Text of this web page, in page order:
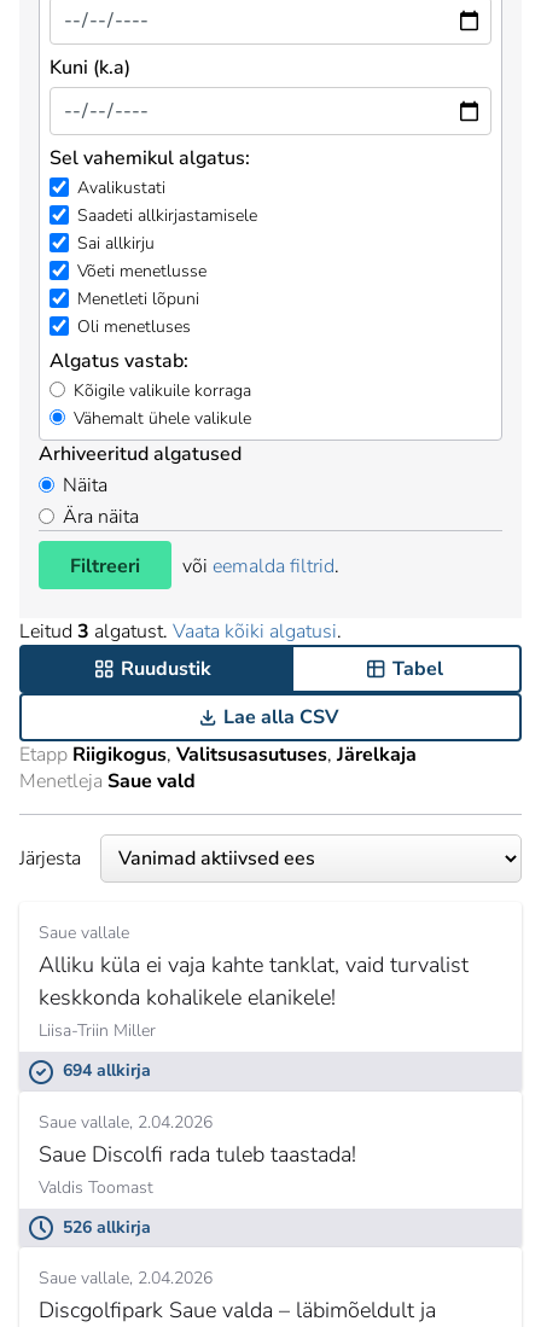
Kuni (k.a)
Sel vahemikul algatus:
Avalikustati
Saadeti allkirjastamisele
Sai allkirju
Võeti menetlusse
Menetleti lõpuni
Oli menetluses
Algatus vastab:
Kõigile valikuile korraga
Vähemalt ühele valikule
Arhiveeritud algatused
Näita
Ära näita
Filtreeri
või eemalda filtrid.
Leitud 3 algatust. Vaata kõiki algatusi.
Ruudustik
Tabel
Lae alla CSV
Etapp Riigikogus Valitsusasutuses Järelkaja
Menetleja Saue vald
Järjesta
Saue vallale
Alliku küla ei vaja kahte tanklat, vaid turvalist
keskkonda kohalikele elanikele!
Liisa-Triin Miller
694 allkirja
Saue vallale 2.04.2026
Saue Discolfi rada tuleb taastada!
Valdis Toomast
526 allkirja
Saue vallale 2.04.2026
Discgolfipark Saue valda – läbimõeldult ja